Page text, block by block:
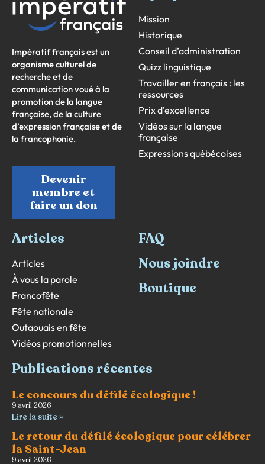
Impératif français est un
organisme culturel de
recherche et de
communication voué à la
promotion de la langue
française, de la culture
d’expression française et de
la francophonie.
Devenir
membre et
faire un don
Mission
Historique
Conseil d’administration
Quizz linguistique
Travailler en français : les
ressources
Prix d’excellence
Vidéos sur la langue
française
Expressions québécoises
Articles
Articles
À vous la parole
Francofête
Fête nationale
Outaouais en fête
Vidéos promotionnelles
FAQ
Nous joindre
Boutique
Publications récentes
Le concours du défilé écologique !
9 avril 2026
Lire la suite »
Le retour du défilé écologique pour célébrer
la Saint-Jean
9 avril 2026